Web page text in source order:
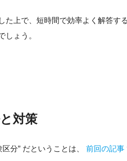
上で、短時間で効率よく解答す
しょう。
対策
分” だということは、前回の記事